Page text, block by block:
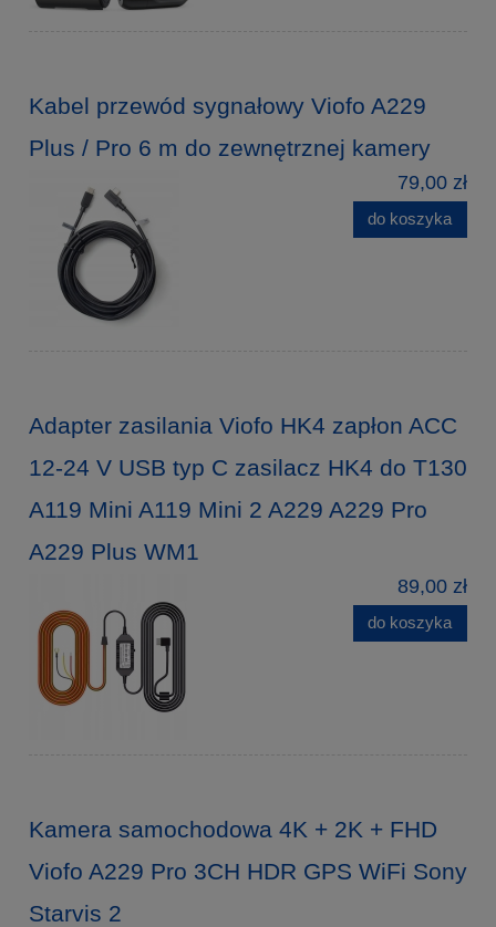
Kabel przewód sygnałowy Viofo A229
Plus / Pro 6 m do zewnętrznej kamery
79,00 zł
do koszyka
Adapter zasilania Viofo HK4 zapłon ACC
12-24 V USB typ C zasilacz HK4 do T130
A119 Mini A119 Mini 2 A229 A229 Pro
A229 Plus WM1
89,00 zł
do koszyka
Kamera samochodowa 4K + 2K + FHD
Viofo A229 Pro 3CH HDR GPS WiFi Sony
Starvis 2